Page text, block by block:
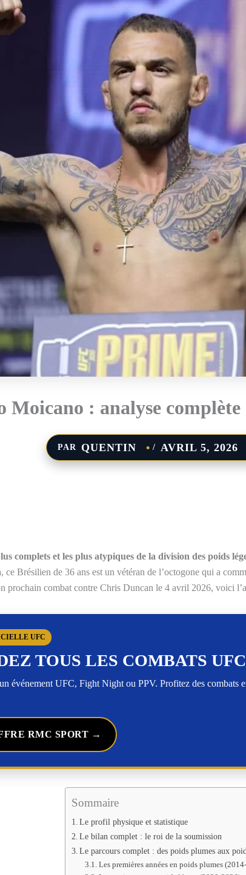
Moicano : analyse complète
PAR QUENTIN / AVRIL 5, 2026
complets et les plus atypiques de la division des poids
Brésilien de 36 ans est un vétéran de l’octogone qui a
prochain combat contre Chris Duncan le 4 avril 2026, voici
UFC
TOUS LES COMBATS
événement UFC, Fight Night ou PPV. Profitez des combats
RMC SPORT →
Sommaire
Le profil physique et statistique
Le bilan complet : le roi de la soumission
Le parcours complet : des poids plumes aux
Les premières années en poids plumes